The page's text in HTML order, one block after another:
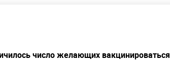
число желающих вакцинироваться